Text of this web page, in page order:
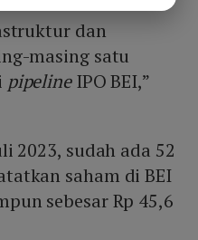
dan
masing satu
pipelineIPO BEI,”
2023, sudah ada 52
saham di BEI
sebesar Rp 45,6